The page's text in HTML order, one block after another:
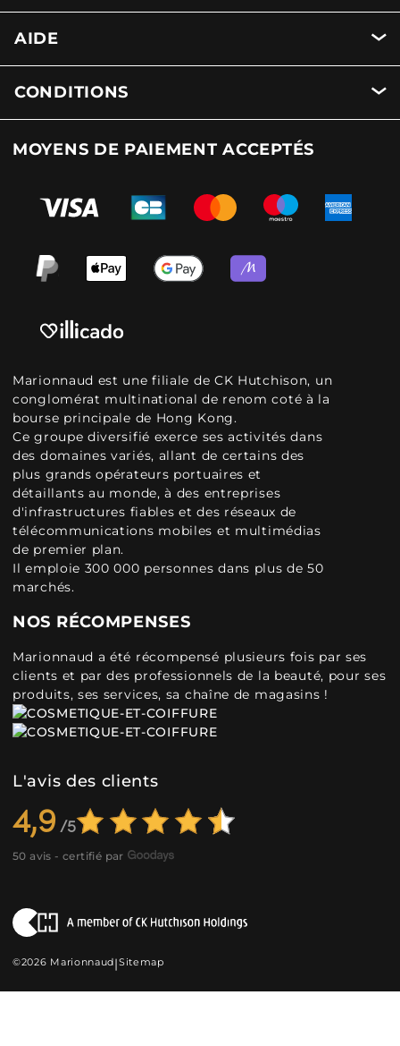
AIDE
CONDITIONS
MOYENS DE PAIEMENT ACCEPTÉS
Marionnaud est une filiale de CK Hutchison, un
conglomérat multinational de renom coté à la
bourse principale de Hong Kong.
Ce groupe diversifié exerce ses activités dans
des domaines variés, allant de certains des
plus grands opérateurs portuaires et
détaillants au monde, à des entreprises
d'infrastructures fiables et des réseaux de
télécommunications mobiles et multimédias
de premier plan.
Il emploie 300 000 personnes dans plus de 50
marchés.
NOS RÉCOMPENSES
Marionnaud a été récompensé plusieurs fois par ses
clients et par des professionnels de la beauté, pour ses
produits, ses services, sa chaîne de magasins !
L'avis des clients
4,9
50 avis - certifié par
©2026 Marionnaud|Sitemap